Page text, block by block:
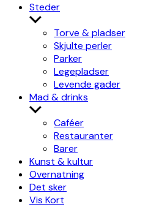
Steder
Show
sub
menu
Torve & pladser
Skjulte perler
Parker
Legepladser
Levende gader
Mad & drinks
Show
sub
menu
Caféer
Restauranter
Barer
Kunst & kultur
Overnatning
Det sker
Vis Kort